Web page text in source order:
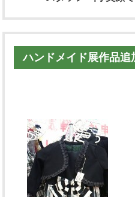
ハンドメイド展作品追